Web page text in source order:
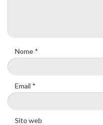
Nome *
Email *
Sito web